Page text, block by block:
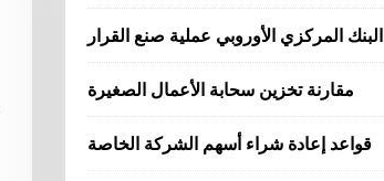
البنك المركزي الأوروبي عملية صنع القرار
مقارنة تخزين سحابة الأعمال الصغيرة
قواعد إعادة شراء أسهم الشركة الخاصة